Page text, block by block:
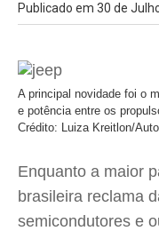
Publicado em 30 de
A principal novidade foi o
e potência entre os
Crédito: Luiza Kreitlon/
Enquanto a maior
brasileira reclama
semicondutores e